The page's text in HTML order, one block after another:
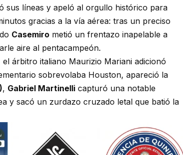
sus líneas y apeló al orgullo histórico para
gracias a la vía aérea: tras un preciso
Casemiro metió un frentazo inapelable a
aire al pentacampeón.
árbitro italiano Maurizio Mariani adicionó
sobrevolaba Houston, apareció la
, Gabriel Martinelli capturó una notable
y sacó un zurdazo cruzado letal que batió la